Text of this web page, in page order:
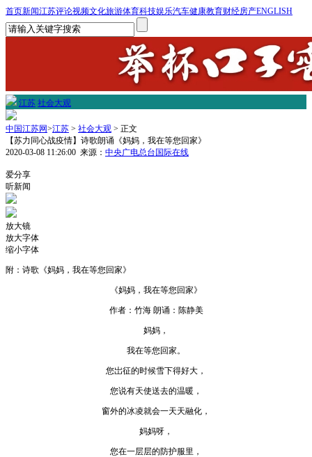
首页新闻江苏评论视频文化旅游体育科技娱乐汽车健康教育财经房产ENGLISH
江苏 社会大观
中国江苏网>江苏 > 社会大观 > 正文
【苏力同心战疫情】诗歌朗诵《妈妈，我在等您回家》
2020-03-08 11:26:00 来源： 中央广电总台国际在线
爱分享
听新闻
放大镜
放大字体
缩小字体
附：诗歌《妈妈，我在等您回家》
《妈妈，我在等您回家》
作者：竹海 朗诵：陈静美
妈妈，
我在等您回家。
您岀征的时候雪下得好大，
您说有天使送去的温暖，
窗外的冰凌就会一天天融化，
妈妈呀，
您在一层层的防护服里，